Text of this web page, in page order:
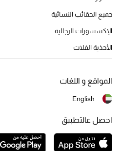
الجديد في عالم الجمال
مكتشف العطور
العناية بالبشرة
جميع الحقائب النسائية
الإكسسورات الرجالية
الأحذية الفلات
المواقع و اللغات
English
احصل عالتطبيق